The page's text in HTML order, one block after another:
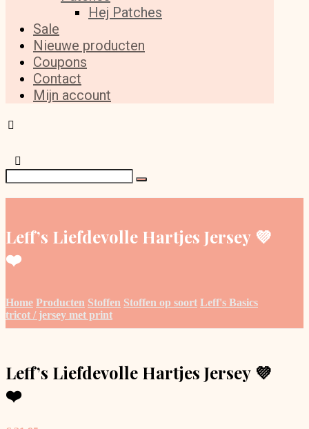
Hej Patches
Sale
Nieuwe producten
Coupons
Contact
Mijn account
Leff’s Liefdevolle Hartjes Jersey 💜
❤️
Home Producten Stoffen Stoffen op soort Leff's Basics
tricot / jersey met print
Leff’s Liefdevolle Hartjes Jersey 💜
❤️